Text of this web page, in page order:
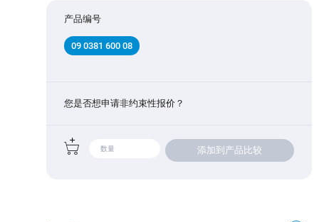
产品编号
09 0381 600 08
您是否想申请非约束性报价？
添加到产品比较